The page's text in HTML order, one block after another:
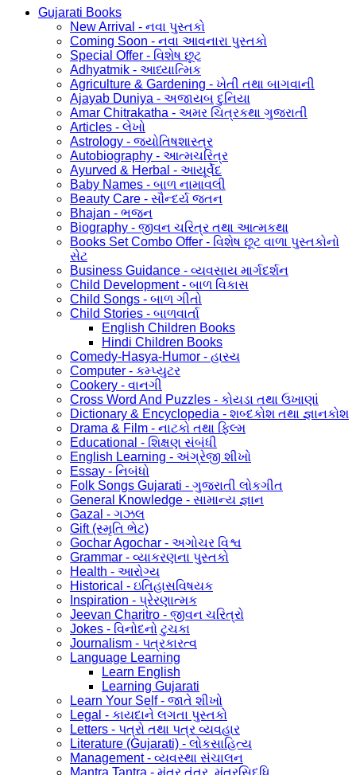
Gujarati Books
New Arrival - નવા પુસ્તકો
Coming Soon - નવા આવનારા પુસ્તકો
Special Offer - વિશેષ છૂટ
Adhyatmik - આધ્યાત્મિક
Agriculture & Gardening - ખેતી તથા બાગવાની
Ajayab Duniya - અજાયબ દુનિયા
Amar Chitrakatha - અમર ચિત્રકથા ગુજરાતી
Articles - લેખો
Astrology - જ્યોતિષશાસ્ત્ર
Autobiography - આત્મચરિત્ર
Ayurved & Herbal - આયૂર્વેદ
Baby Names - બાળ નામાવલી
Beauty Care - સૌન્દર્ય જતન
Bhajan - ભજન
Biography - જીવન ચરિત્ર તથા આત્મકથા
Books Set Combo Offer - વિશેષ છૂટ વાળા પુસ્તકોનો
સેટ
Business Guidance - વ્યવસાય માર્ગદર્શન
Child Development - બાળ વિકાસ
Child Songs - બાળ ગીતો
Child Stories - બાળવાર્તા
English Children Books
Hindi Children Books
Comedy-Hasya-Humor - હાસ્ય
Computer - કમ્પ્યુટર
Cookery - વાનગી
Cross Word And Puzzles - કોયડા તથા ઉખાણાં
Dictionary & Encyclopedia - શબ્દકોશ તથા જ્ઞાનકોશ
Drama & Film - નાટકો તથા ફિલ્મ
Educational - શિક્ષણ સંબંધી
English Learning - અંગ્રેજી શીખો
Essay - નિબંધો
Folk Songs Gujarati - ગુજરાતી લોકગીત
General Knowledge - સામાન્ય જ્ઞાન
Gazal - ગઝલ
Gift (સ્મૃતિ ભેટ)
Gochar Agochar - અગોચર વિશ્વ
Grammar - વ્યાકરણના પુસ્તકો
Health - આરોગ્ય
Historical - ઇતિહાસવિષયક
Inspiration - પ્રેરણાત્મક
Jeevan Charitro - જીવન ચરિત્રો
Jokes - વિનોદનો ટુચકા
Journalism - પત્રકારત્વ
Language Learning
Learn English
Learning Gujarati
Learn Your Self - જાતે શીખો
Legal - કાયદાને લગતા પુસ્તકો
Letters - પત્રો તથા પત્ર વ્યવહાર
Literature (Gujarati) - લોકસાહિત્ય
Management - વ્યવસ્થા સંચાલન
Mantra Tantra - મંત્ર તંત્ર, મંત્રસિદ્ધિ